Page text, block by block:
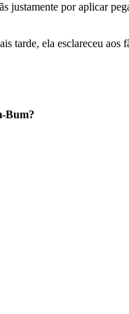
justamente por aplicar
tarde, ela esclareceu aos
Bum?